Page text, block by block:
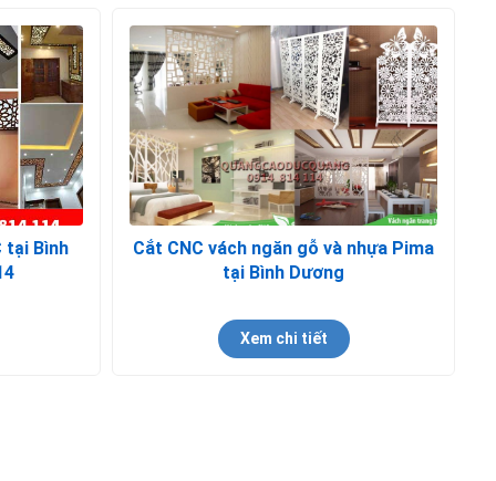
tại Bình
Cắt CNC vách ngăn gỗ và nhựa Pima
tại Bình Dương
Xem chi tiết